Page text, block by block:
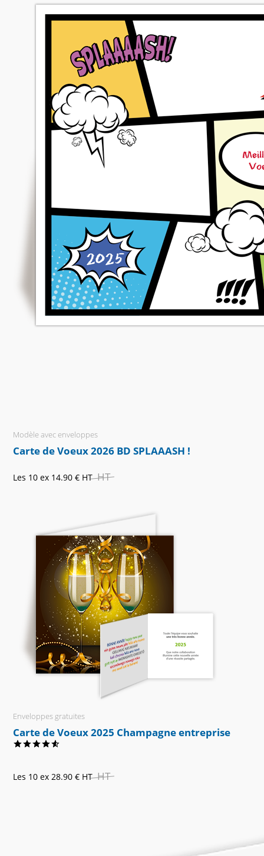
Modèle avec enveloppes
Carte de Voeux 2026 BD SPLAAASH !
Les 10 ex 14.90 € HT HT
Enveloppes gratuites
Carte de Voeux 2025 Champagne entreprise
Les 10 ex 28.90 € HT HT